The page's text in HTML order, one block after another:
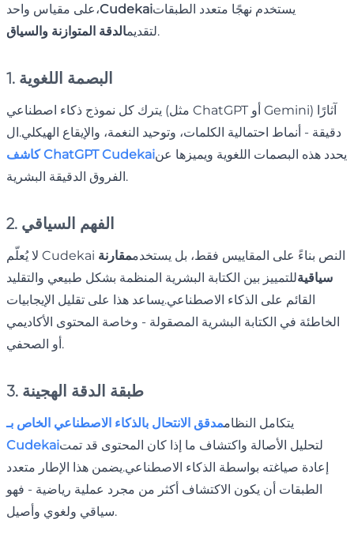
على مقياس واحد،Cudekaiيستخدم نهجًا متعدد الطبقات
لتقديمالدقة المتوازنة والسياق .
1. البصمة اللغوية
يترك كل نموذج ذكاء اصطناعي (مثل ChatGPT أو Gemini) آثارًا
دقيقة - أنماط احتمالية الكلمات، وتوحيد النغمة، والإيقاع الهيكلي.ال
كاشف ChatGPT Cudekaiيحدد هذه البصمات اللغوية ويميزها عن
الفروق الدقيقة البشرية.
2. الفهم السياقي
لا يُعلّم Cudekai النص بناءً على المقاييس فقط، بل يستخدممقارنة
سياقيةللتمييز بين الكتابة البشرية المنظمة بشكل طبيعي والتقليد
القائم على الذكاء الاصطناعي.يساعد هذا على تقليل الإيجابيات
الخاطئة في الكتابة البشرية المصقولة - وخاصة المحتوى الأكاديمي
أو الصحفي.
3. طبقة الدقة الهجينة
يتكامل النظاممدقق الانتحال بالذكاء الاصطناعي الخاص بـ
Cudekaiلتحليل الأصالة واكتشاف ما إذا كان المحتوى قد تمت
إعادة صياغته بواسطة الذكاء الاصطناعي.يضمن هذا الإطار متعدد
الطبقات أن يكون الاكتشاف أكثر من مجرد عملية رياضية - فهو
سياقي ولغوي وأصيل.